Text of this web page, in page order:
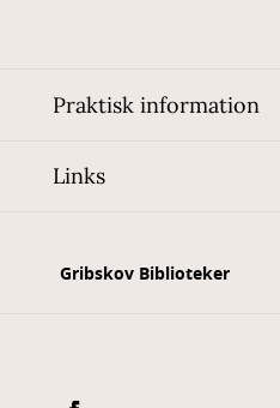
Praktisk information
Links
Gribskov Biblioteker